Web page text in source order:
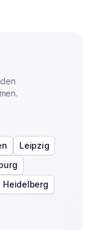
Leipzig
Heidelberg